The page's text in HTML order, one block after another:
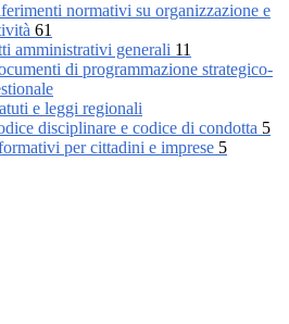
normativi su organizzazione e
61
amministrativi generali 11
di programmazione strategico-
e leggi regionali
disciplinare e codice di condotta 5
per cittadini e imprese 5